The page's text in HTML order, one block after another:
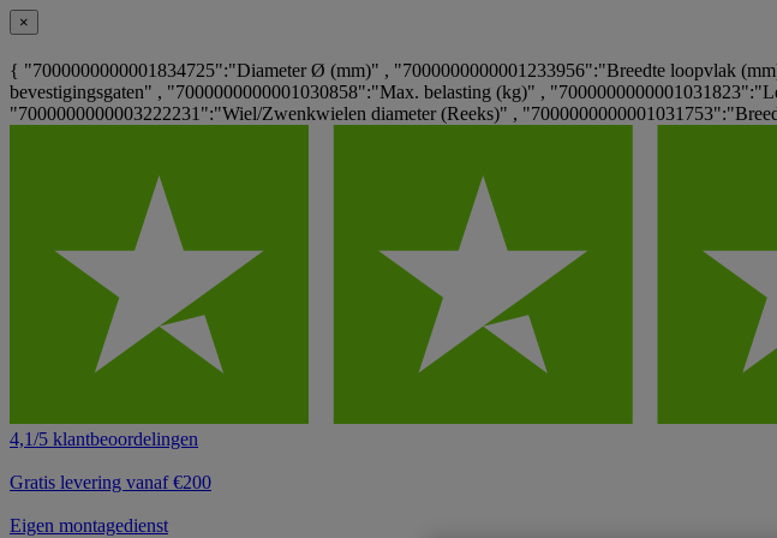
×
{ "7000000000001834725":"Diameter Ø (mm)" , "7000000000001233956":"Breedte loopvlak
bevestigingsgaten" , "7000000000001030858":"Max. belasting (kg)" ,
"7000000000003222231":"Wiel/Zwenkwielen diameter (Reeks)" ,
4,1/5 klantbeoordelingen
Gratis levering vanaf €200
Eigen montagedienst